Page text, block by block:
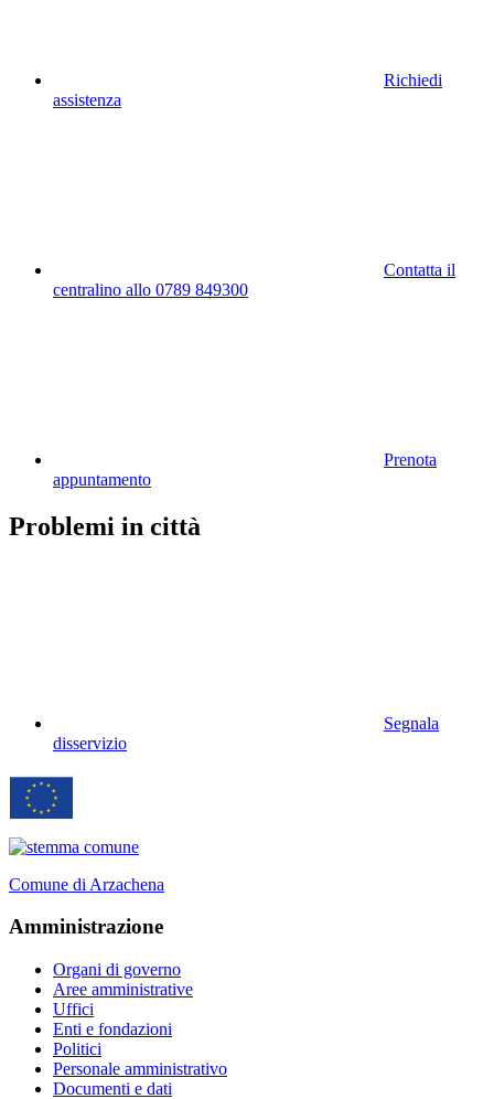
Richiedi
assistenza
Contatta il
centralino allo 0789 849300
Prenota
appuntamento
Problemi in città
Segnala
disservizio
Comune di Arzachena
Amministrazione
Organi di governo
Aree amministrative
Uffici
Enti e fondazioni
Politici
Personale amministrativo
Documenti e dati